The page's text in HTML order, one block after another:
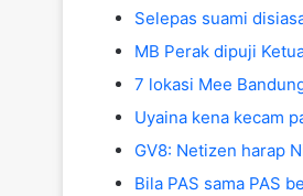
Selepas suami
MB Perak dipuji
7 lokasi Mee
Uyaina kena kecam
GV8: Netizen harap
Bila PAS sama PAS